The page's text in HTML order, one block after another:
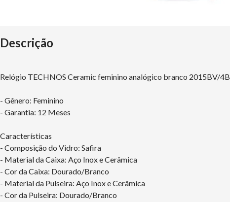
Descrição
Relógio TECHNOS Ceramic feminino analógico branco 2015BV/4B
- Gênero: Feminino
- Garantia: 12 Meses
Características
- Composição do Vidro: Safira
- Material da Caixa: Aço Inox e Cerâmica
- Cor da Caixa: Dourado/Branco
- Material da Pulseira: Aço Inox e Cerâmica
- Cor da Pulseira: Dourado/Branco